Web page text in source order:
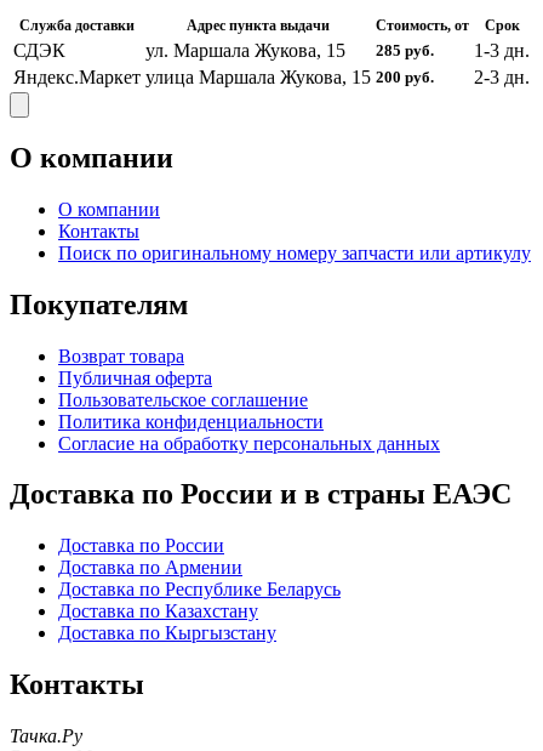
Служба доставки Адрес пункта выдачи Стоимость, от Срок
СДЭК ул. Маршала Жукова, 15 285 руб. 1-3 дн.
Яндекс.Маркет улица Маршала Жукова, 15 200 руб. 2-3 дн.
О компании
О компании
Контакты
Поиск по оригинальному номеру запчасти или артикулу
Покупателям
Возврат товара
Публичная оферта
Пользовательское соглашение
Политика конфиденциальности
Согласие на обработку персональных данных
Доставка по России и в страны ЕАЭС
Доставка по России
Доставка по Армении
Доставка по Республике Беларусь
Доставка по Казахстану
Доставка по Кыргызстану
Контакты
Тачка.Ру